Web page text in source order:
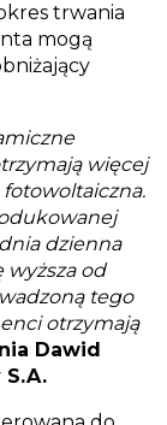
trwania
mogą
więcej
dzienna
wyższa od
tego
otrzymają
Dawid